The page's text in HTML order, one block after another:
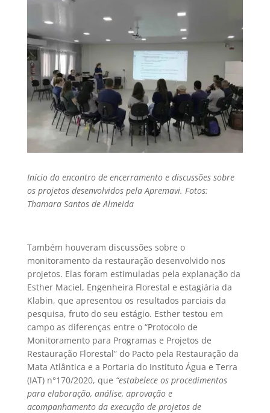
Início do encontro de encerramento e discussões sobre
os projetos desenvolvidos pela Apremavi. Fotos:
Thamara Santos de Almeida
Também houveram discussões sobre o
monitoramento da restauração desenvolvido nos
projetos. Elas foram estimuladas pela explanação da
Esther Maciel, Engenheira Florestal e estagiária da
Klabin, que apresentou os resultados parciais da
pesquisa, fruto do seu estágio. Esther testou em
campo as diferenças entre o “Protocolo de
Monitoramento para Programas e Projetos de
Restauração Florestal” do Pacto pela Restauração da
Mata Atlântica e a Portaria do Instituto Água e Terra
(IAT) n°170/2020, que “estabelece os procedimentos
para elaboração, análise, aprovação e
acompanhamento da execução de projetos de